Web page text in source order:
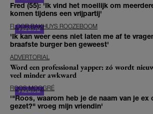
Fred (55): 'Ik vind het moeilijk om
komen tijdens een vrijpartij'
FLOOR BAKHUYS ROOZEBOOM
'Ik kan weer eens niet laten me af te
braafste burger ben geweest'
ADVERTORIAL
Word een professional yapper: zó wordt
veel minder awkward
ROOS MOGGRÉ
'"Roos, waarom heb je de naam van je
gezet?" vroeg mijn vriendin'